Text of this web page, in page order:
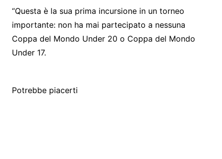
“Questa è la sua prima incursione in un torneo
importante: non ha mai partecipato a nessuna
Coppa del Mondo Under 20 o Coppa del Mondo
Under 17.
Potrebbe piacerti